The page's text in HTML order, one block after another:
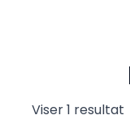
Viser 1 resultat